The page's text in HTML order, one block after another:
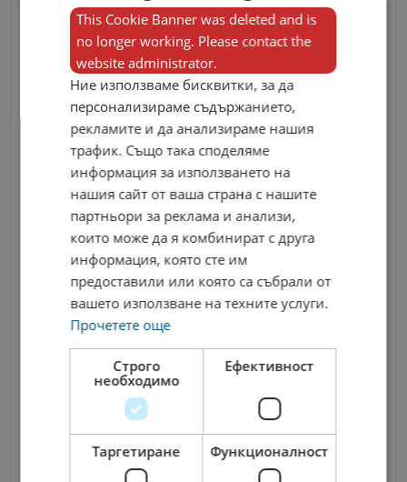
Контакти
Съгласен съм с Terms and Policy
Изпрати Съобщение
This Cookie Banner was deleted and is
no longer working. Please contact the
website administrator.
Ние използваме бисквитки, за да
персонализираме съдържанието,
рекламите и да анализираме нашия
трафик. Също така споделяме
информация за използването на
нашия сайт от ваша страна с нашите
партньори за реклама и анализи,
които може да я комбинират с друга
информация, която сте им
предоставили или която са събрали от
вашето използване на техните услуги.
Прочетете още
Строго
необходимо
Ефективност
Таргетиране Функционалност